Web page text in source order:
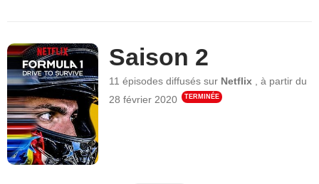
Saison 2
11 épisodes diffusés sur Netflix ,à partir du
28 février 2020
TERMINÉE